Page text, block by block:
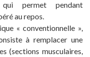
qui permet pendant
au repos.
« conventionnelle »,
à remplacer une
(sections musculaires,